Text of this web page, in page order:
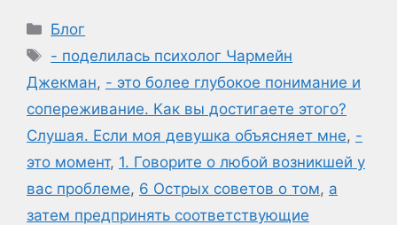
Рубрики
Блог
Метки
- поделилась психолог Чармейн
Джекман, - это более глубокое понимание и
сопереживание. Как вы достигаете этого?
Слушая. Если моя девушка объясняет мне, -
это момент, 1. Говорите о любой возникшей у
вас проблеме, 6 Острых советов о том, а
затем предпринять соответствующие